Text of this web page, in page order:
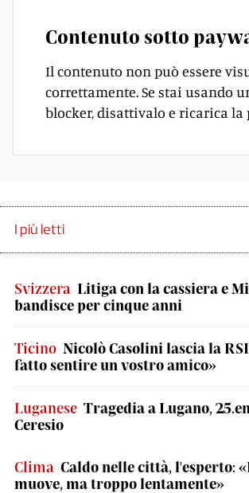
Contenuto sotto
Il contenuto non può essere
correttamente. Se stai usando
blocker, disattivalo e ricarica la
I più letti
Svizzera Litiga con la cassiera e
bandisce per cinque anni
Ticino Nicolò Casolini lascia la
fatto sentire un vostro amico»
Luganese Tragedia a Lugano,
Ceresio
Clima Caldo nelle città, l'esperto:
muove, ma troppo lentamente»